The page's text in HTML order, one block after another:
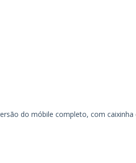
do móbile completo, com caixinha